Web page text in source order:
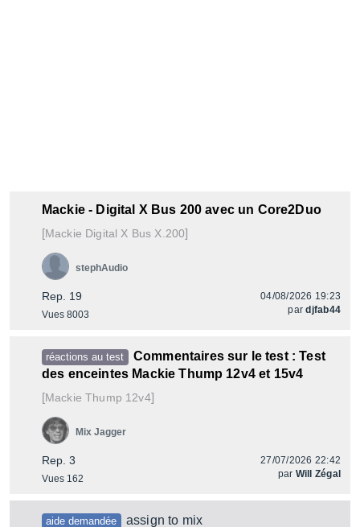
Mackie - Digital X Bus 200 avec un Core2Duo
[Mackie Digital X Bus X.200]
Rep. 19
Vues 8003
stephAudio
04/08/2026 19:23
pardjfab44
réactions au test
Commentaires sur le test : Test
des enceintes Mackie Thump 12v4 et 15v4
[Mackie Thump 12v4]
Rep. 3
Vues 162
Mix Jagger
27/07/2026 22:42
par Will Zégal
aide demandée
assign to mix